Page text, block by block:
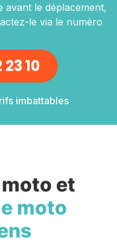
avant le déplacement,
le via le numéro
23 10
imbattables
et
moto